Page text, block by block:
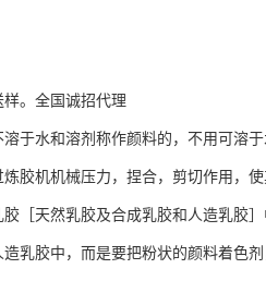
。全国诚招代理
于水和溶剂称作颜料的，不用可溶
胶机机械压力，捏合，剪切作用，
［天然乳胶及合成乳胶和人造乳胶
乳胶中，而是要把粉状的颜料着色